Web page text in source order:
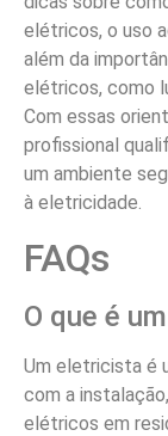
elétricos, o uso
além da
elétricos, como
Com essas
profissional
um ambiente
à eletricidade.
FAQs
O que é
Um eletricista é
com a
elétricos em